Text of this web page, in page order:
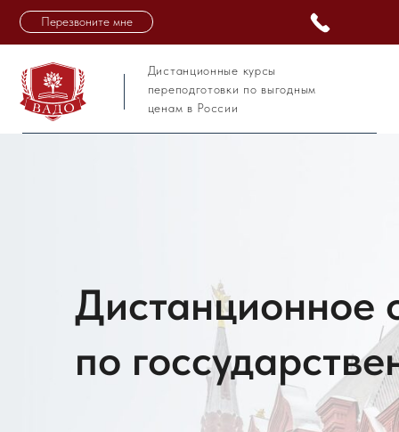
Дистанционные курсы
переподготовки по выгодным
ценам в России
Перезвоните мне
Дистанционное
по